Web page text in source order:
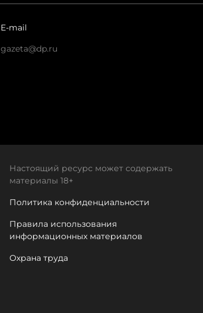
E-mail
gazeta@dp.ru
Настоящий ресурс может содержать
материалы 18+
Политика конфиденциальности
Правила использования
информационных материалов
Охрана труда